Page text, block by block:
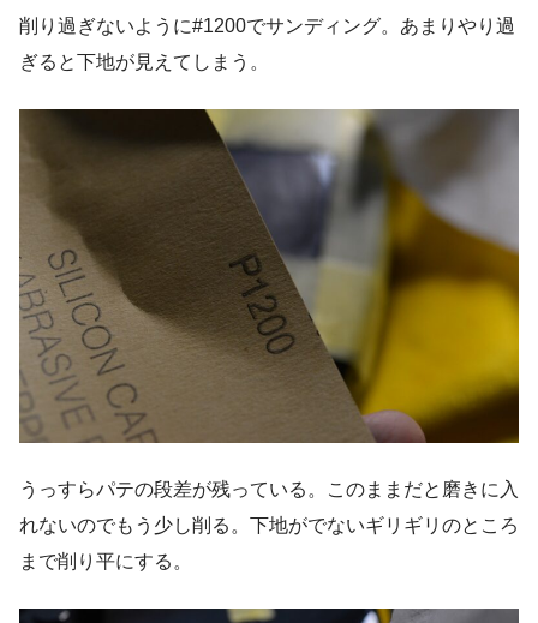
削り過ぎないように#1200でサンディング。あまりやり過
ぎると下地が見えてしまう。
うっすらパテの段差が残っている。このままだと磨きに入
れないのでもう少し削る。下地がでないギリギリのところ
まで削り平にする。